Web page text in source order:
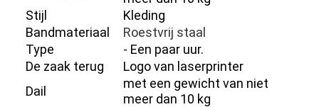
Stijl
Kleding
Bandmateriaal
Roestvrij staal
Type
- Een paar uur.
De zaak terug
Logo van laserprinter
Dail
met een gewicht van niet
meer dan 10 kg